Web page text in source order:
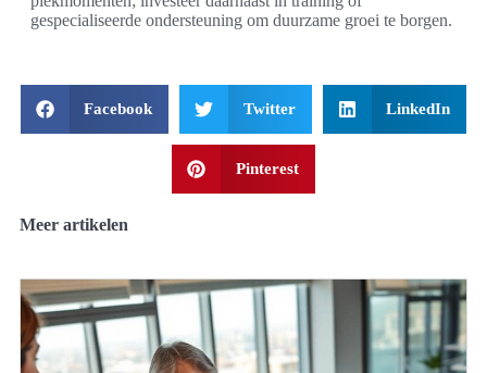
gespecialiseerde ondersteuning om duurzame groei te borgen.
Facebook Twitter LinkedIn
Pinterest
Meer artikelen